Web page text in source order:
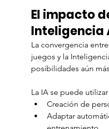
El impacto
La convergencia
juegos y la
posibilidades aún
La IA se puede
Creación de
Adaptar